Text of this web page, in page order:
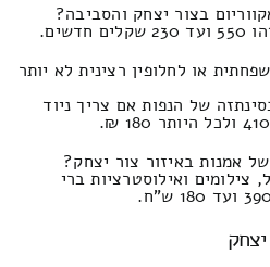
בצור יצחק והסביבה?
או לחלופין רצינית לא יותר
של הנפות אם צריך ניוד
אמנות באיזור צור יצחק?
צילומים ואילוסטרציות ברי